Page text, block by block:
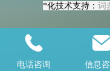
*化技术支持： 词
电话咨询 信息